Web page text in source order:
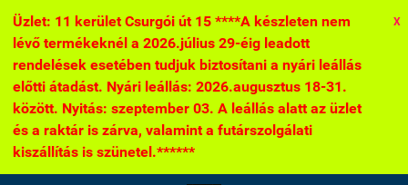
Üzlet: 11 kerület Csurgói út 15 ****A készleten nem
lévő termékeknél a 2026.július 29-éig leadott
rendelések esetében tudjuk biztosítani a nyári leállás
előtti átadást. Nyári leállás: 2026.augusztus 18-31.
között. Nyitás: szeptember 03. A leállás alatt az üzlet
és a raktár is zárva, valamint a futárszolgálati
kiszállítás is szünetel.******
X